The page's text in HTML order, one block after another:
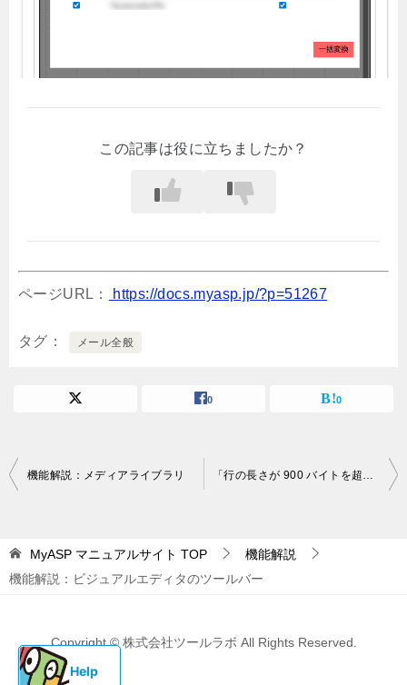
この記事は役に立ちましたか？
ページURL： https://docs.myasp.jp/?p=51267
タグ メール全般
0 0
投
ビ
ゲ
シ
ョ
機能解説：メディアライブラリ
MyASP マニュアルサイト TOP
機能解説
機能解説：ビジュアルエディタのツールバー
Copyright © 株式会社ツールラボ All Rights Reserved.